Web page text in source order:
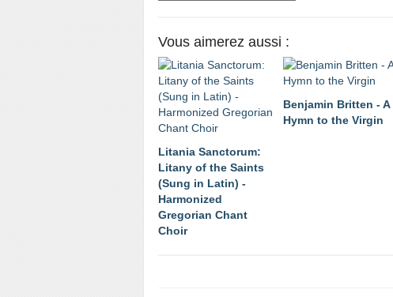
Vous aimerez aussi :
Litania Sanctorum:
Litany of the Saints
(Sung in Latin) -
Harmonized
Gregorian Chant
Choir
Benjamin Britten - A
Hymn to the Virgin